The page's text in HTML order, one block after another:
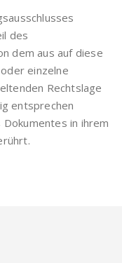
des
dem aus auf diese
einzelne
Rechtslage
entsprechen
in ihrem